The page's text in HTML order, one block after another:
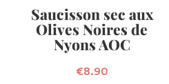
Saucisson sec aux
Olives Noires de
Nyons AOC
€8.90